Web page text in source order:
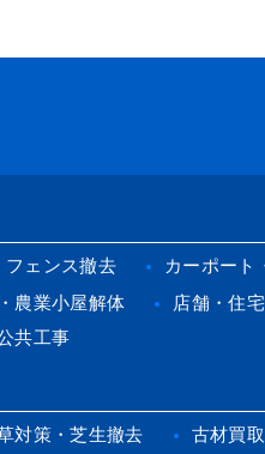
フェンス撤去
カーポート
農業小屋解体
店舗・住
共工事
対策・芝生撤去 古材買